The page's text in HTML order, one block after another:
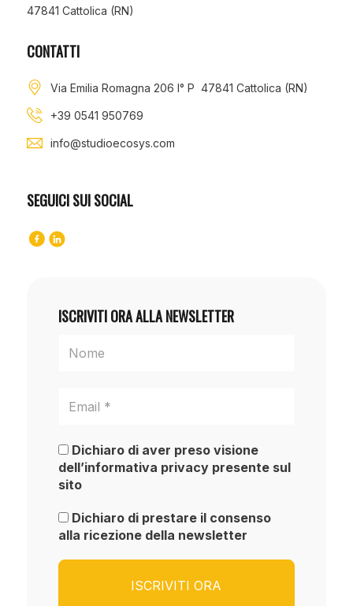
47841 Cattolica (RN)
CONTATTI
Via Emilia Romagna 206 I° P 47841 Cattolica (RN)
+39 0541 950769
info@studioecosys.com
SEGUICI SUI SOCIAL
ISCRIVITI ORA ALLA NEWSLETTER
Dichiaro di aver preso visione
dell’informativa privacy presente sul
sito
Dichiaro di prestare il consenso
alla ricezione della newsletter